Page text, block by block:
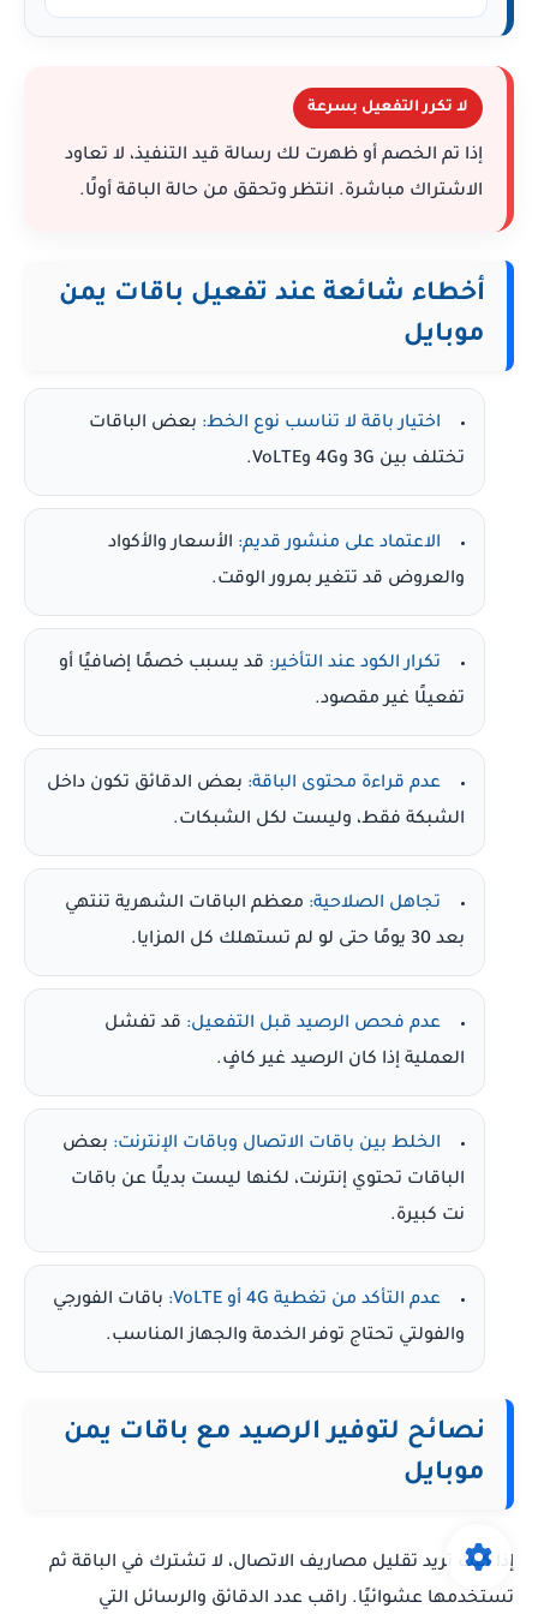
لا تكرر التفعيل بسرعة
إذا تم الخصم أو ظهرت لك رسالة قيد التنفيذ، لا تعاود
الاشتراك مباشرة. انتظر وتحقق من حالة الباقة أولًا.
أخطاء شائعة عند تفعيل باقات يمن
موبايل
اختيار باقة لا تناسب نوع الخط: بعض الباقات
تختلف بين 3G و4G وVoLTE.
الاعتماد على منشور قديم: الأسعار والأكواد
والعروض قد تتغير بمرور الوقت.
تكرار الكود عند التأخير: قد يسبب خصمًا إضافيًا أو
تفعيلًا غير مقصود.
عدم قراءة محتوى الباقة: بعض الدقائق تكون داخل
الشبكة فقط، وليست لكل الشبكات.
تجاهل الصلاحية: معظم الباقات الشهرية تنتهي
بعد 30 يومًا حتى لو لم تستهلك كل المزايا.
عدم فحص الرصيد قبل التفعيل: قد تفشل
العملية إذا كان الرصيد غير كافٍ.
الخلط بين باقات الاتصال وباقات الإنترنت: بعض
الباقات تحتوي إنترنت، لكنها ليست بديلًا عن باقات
نت كبيرة.
عدم التأكد من تغطية 4G أو VoLTE:
باقات الفورجي
والفولتي تحتاج توفر الخدمة والجهاز المناسب.
نصائح لتوفير الرصيد مع باقات يمن
موبايل
إذا كنت تريد تقليل مصاريف الاتصال، لا تشترك في الباقة ثم
تستخدمها عشوائيًا. راقب عدد الدقائق والرسائل التي